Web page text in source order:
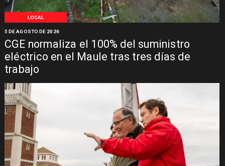
LOCAL
CGE normaliza el 100% del suministro
eléctrico en el Maule tras tres días de
trabajo
5 DE AGOSTO DE 2026